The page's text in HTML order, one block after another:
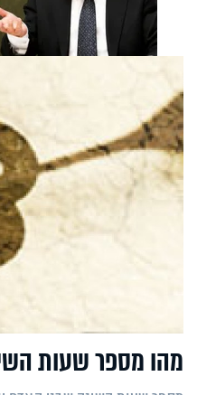
מהו מספר שעות